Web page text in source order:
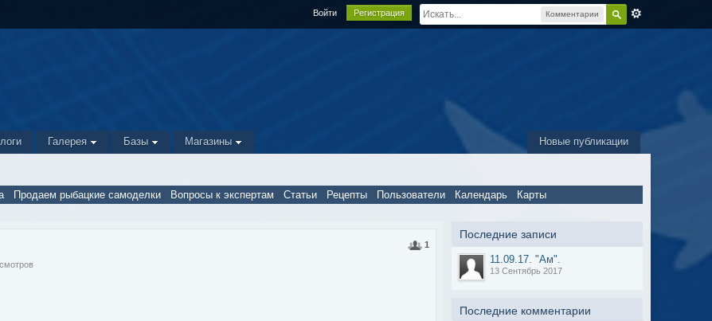
Комментарии
Войти Регистрация
Новые публикации
Галерея Базы Магазины
Продаем рыбацкие самоделки Вопросы к экспертам Статьи Рецепты Пользователи Календарь Карты
1
Последние записи
11.09.17. "Ам".
13 Сентябрь 2017
Последние комментарии